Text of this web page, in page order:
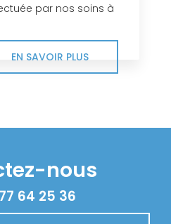
par nos soins à
EN SAVOIR PLUS
nous
64 25 36